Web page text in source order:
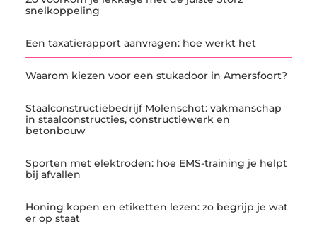
snelkoppeling
Een taxatierapport aanvragen: hoe werkt het
Waarom kiezen voor een stukadoor in Amersfoort?
Staalconstructiebedrijf Molenschot: vakmanschap
in staalconstructies, constructiewerk en
betonbouw
Sporten met elektroden: hoe EMS-training je helpt
bij afvallen
Honing kopen en etiketten lezen: zo begrijp je wat
er op staat